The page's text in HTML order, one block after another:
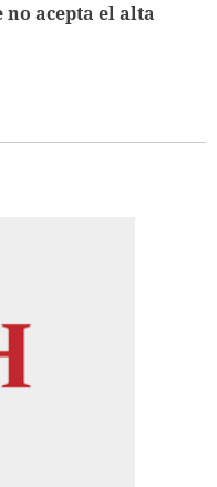
no acepta el alta